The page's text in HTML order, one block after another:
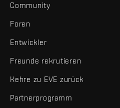
Community
Foren
Entwickler
Freunde rekrutieren
Kehre zu EVE zurück
Partnerprogramm